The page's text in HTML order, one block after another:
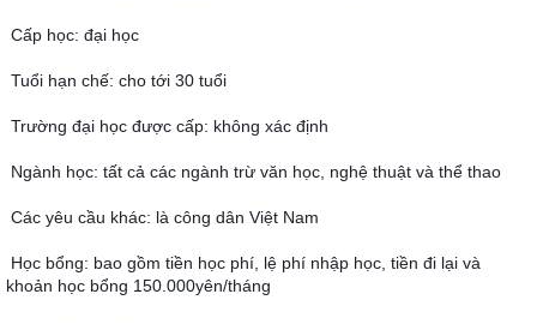
Cấp học: đại học
Tuổi hạn chế: cho tới 30 tuổi
Trường đại học được cấp: không xác định
Ngành học: tất cả các ngành trừ văn học, nghệ thuật và thể thao
Các yêu cầu khác: là công dân Việt Nam
Học bổng: bao gồm tiền học phí, lệ phí nhập học, tiền đi lại và
khoản học bổng 150.000yên/tháng